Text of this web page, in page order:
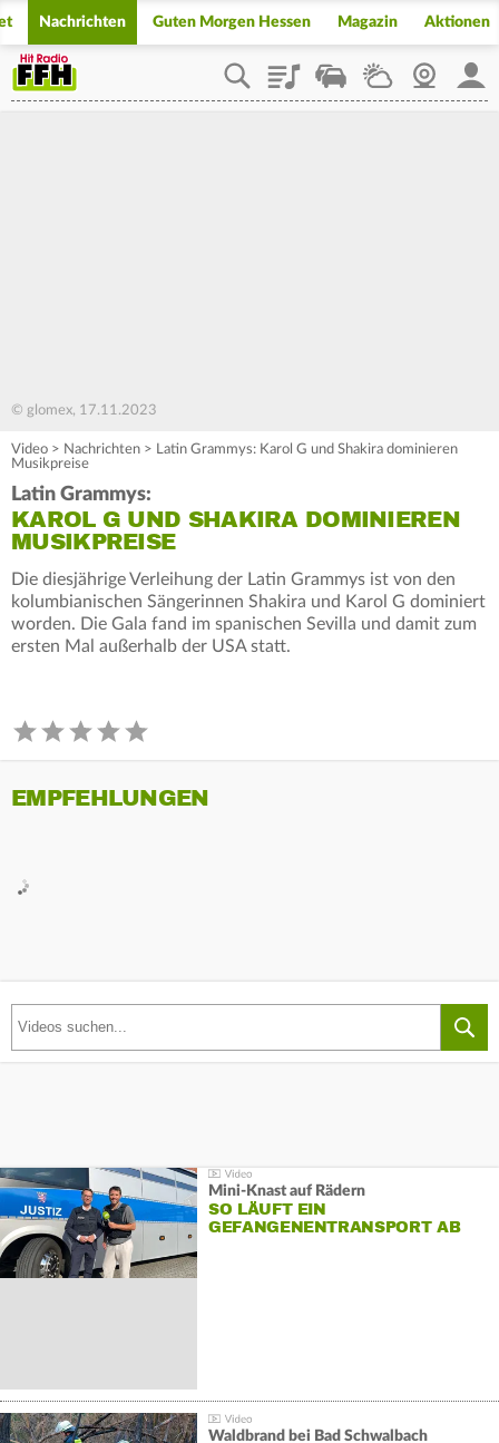
Nachrichten Guten Morgen Hessen Magazin Aktionen
PlaylistStaupilotWetterWebcam
© glomex, 17.11.2023
Video > Nachrichten > Latin Grammys: Karol G und Shakira dominieren
Musikpreise
Latin Grammys:
KAROL G UND SHAKIRA DOMINIEREN
MUSIKPREISE
Die diesjährige Verleihung der Latin Grammys ist von den
kolumbianischen Sängerinnen Shakira und Karol G dominiert
worden. Die Gala fand im spanischen Sevilla und damit zum
ersten Mal außerhalb der USA statt.
EMPFEHLUNGEN
Mini-Knast auf Rädern
SO LÄUFT EIN
GEFANGENENTRANSPORT AB
Waldbrand bei Bad Schwalbach